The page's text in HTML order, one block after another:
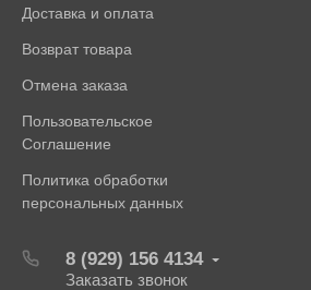
Доставка и оплата
Возврат товара
Отмена заказа
Пользовательское
Соглашение
Политика обработки
персональных данных
8 (929) 156 4134
Заказать звонок